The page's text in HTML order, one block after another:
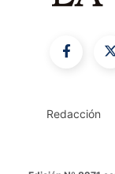
Redacción